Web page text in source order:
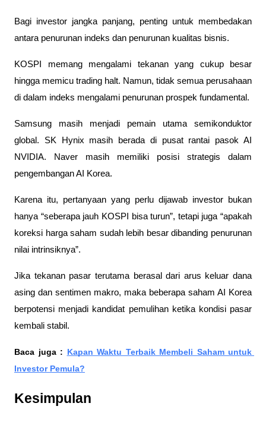
Bagi investor jangka panjang, penting untuk membedakan
antara penurunan indeks dan penurunan kualitas bisnis.
KOSPI memang mengalami tekanan yang cukup besar
hingga memicu trading halt. Namun, tidak semua perusahaan
di dalam indeks mengalami penurunan prospek fundamental.
Samsung masih menjadi pemain utama semikonduktor
global. SK Hynix masih berada di pusat rantai pasok AI
NVIDIA. Naver masih memiliki posisi strategis dalam
pengembangan AI Korea.
Karena itu, pertanyaan yang perlu dijawab investor bukan
hanya “seberapa jauh KOSPI bisa turun”, tetapi juga “apakah
koreksi harga saham sudah lebih besar dibanding penurunan
nilai intrinsiknya”.
Jika tekanan pasar terutama berasal dari arus keluar dana
asing dan sentimen makro, maka beberapa saham AI Korea
berpotensi menjadi kandidat pemulihan ketika kondisi pasar
kembali stabil.
Baca juga : Kapan Waktu Terbaik Membeli Saham untuk
Investor Pemula?
Kesimpulan